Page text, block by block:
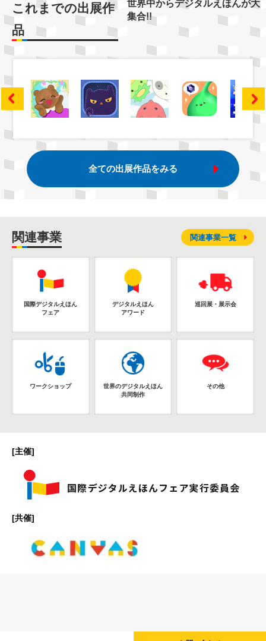
これまでの出展作
品
世界中からデジタルえほんが大
集合!!
全ての出展作品をみる
関連事業
国際デジタルえほん
フェア
デジタルえほん
アワード
巡回展・展示会
ワークショップ
世界のデジタルえほん
共同制作
その他
関連事業一覧
[主催]
[共催]